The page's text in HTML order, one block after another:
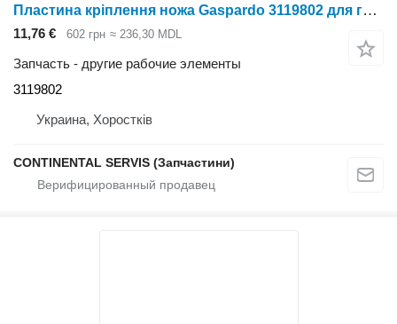
Пластина кріплення ножа Gaspardo 3119802 для глубокорыхлителя
11,76 € 602 грн ≈ 236,30 MDL
Запчасть - другие рабочие элементы
3119802
Украина, Хоростків
CONTINENTAL SERVIS (Запчастини)